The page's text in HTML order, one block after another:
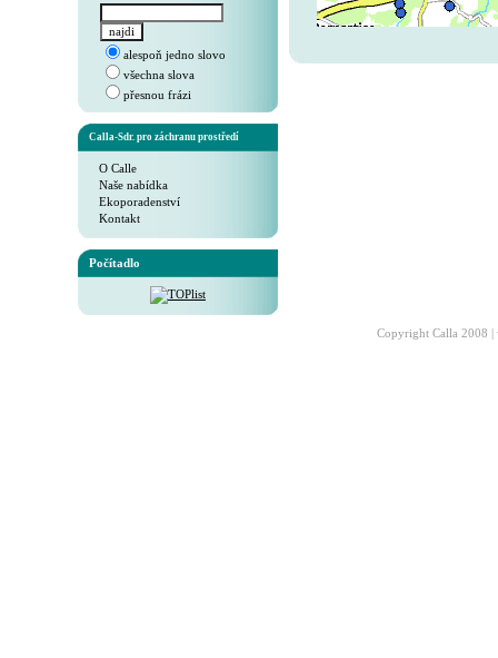
alespoň jedno slovo
všechna slova
přesnou frázi
Calla-Sdr. pro záchranu prostředí
O Calle
Naše nabídka
Ekoporadenství
Kontakt
Počítadlo
Copyright Calla 2008 |